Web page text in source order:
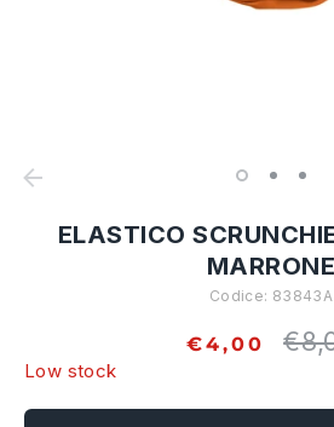
ELASTICO
MARRONE
Codice: 83843A
€4,00
Regular
Low stock